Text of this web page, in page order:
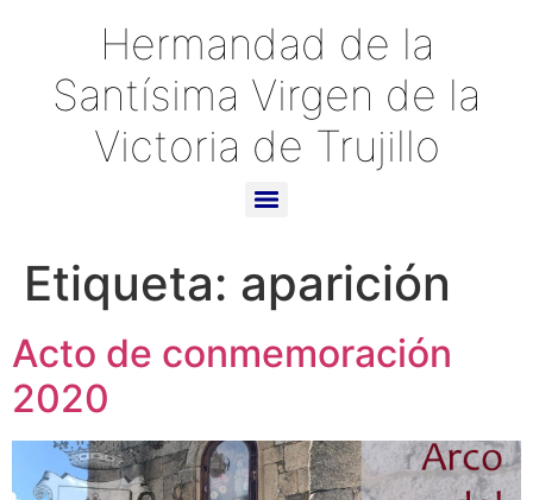
Hermandad de la
Santísima Virgen de la
Victoria de Trujillo
Etiqueta: aparición
Acto de conmemoración
2020